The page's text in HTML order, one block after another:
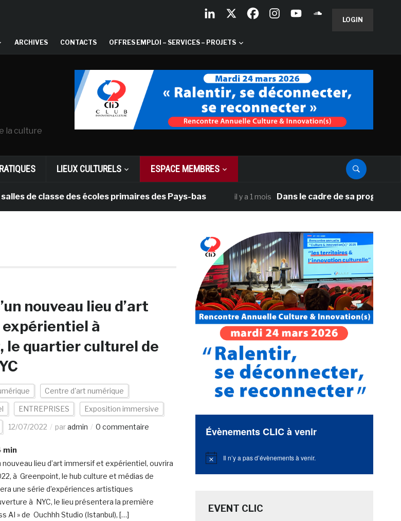
LOGIN
ARCHIVES CONTACTS OFFRES EMPLOI – SERVICES – PROJETS
la culture
LIEUX CULTURELS ESPACE MEMBRES
classe des écoles primaires des Pays-bas il y a 1 mois Dans le cadre de sa
nouveau lieu d’art
à
le quartier culturel de
Centre d'art numérique
ENTREPRISES Exposition immersive
12/07/2022 paradmin 0 commentaire
min
lieu d’art immersif et expérientiel, ouvrira
à Greenpoint, le hub culture et médias de
une série d’expériences artistiques
à NYC, le lieu présentera la première
AI » de Ouchhh Studio (Istanbul), […]
Évènements CLIC à venir
Notice Il n’y a pas d’évènements à venir.
EVENT CLIC